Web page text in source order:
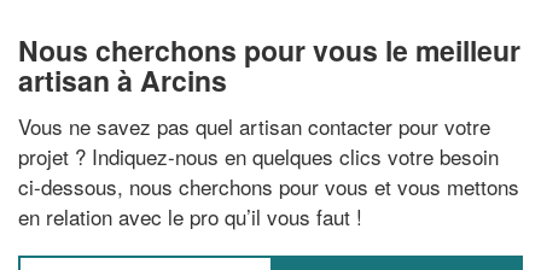
Nous cherchons pour vous le meilleur
artisan à Arcins
Vous ne savez pas quel artisan contacter pour votre
projet ? Indiquez-nous en quelques clics votre besoin
ci-dessous, nous cherchons pour vous et vous mettons
en relation avec le pro qu’il vous faut !